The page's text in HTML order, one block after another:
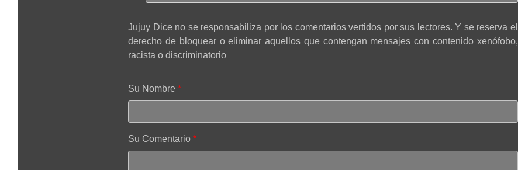
Jujuy Dice no se responsabiliza por los comentarios vertidos por sus lectores. Y se reserva el
derecho de bloquear o eliminar aquellos que contengan mensajes con contenido xenófobo,
racista o discriminatorio
Su Nombre
Su Comentario